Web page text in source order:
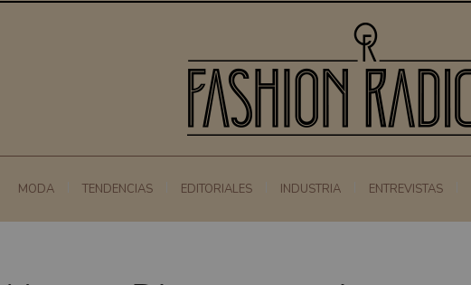
MODA TENDENCIAS EDITORIALES INDUSTRIA ENTREVISTAS